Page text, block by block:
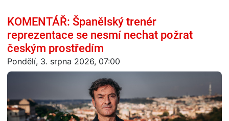
KOMENTÁŘ: Španělský trenér
reprezentace se nesmí nechat požrat
českým prostředím
Pondělí, 3. srpna 2026, 07:00